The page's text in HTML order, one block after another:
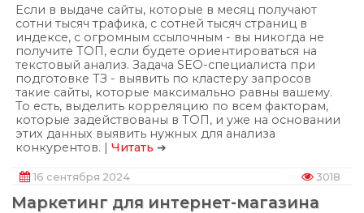
Если в выдаче сайты, которые в месяц получают
сотни тысяч трафика, с сотней тысяч страниц в
индексе, с огромным ссылочным - вы никогда не
получите ТОП, если будете ориентироваться на
текстовый анализ. Задача SEO-специалиста при
подготовке ТЗ - выявить по кластеру запросов
такие сайты, которые максимально равны вашему.
То есть, выделить корреляцию по всем факторам,
которые задействованы в ТОП, и уже на основании
этих данных выявить нужных для анализа
конкурентов. |Читать ➔
16 сентября 2024 3018
Маркетинг для интернет-магазина